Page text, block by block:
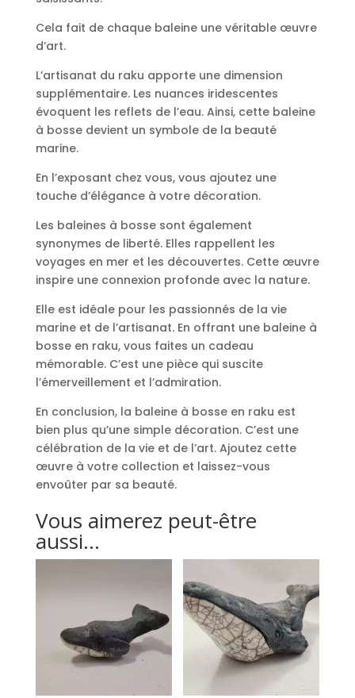
Cela fait de chaque baleine une véritable œuvre
d’art.
L’artisanat du raku apporte une dimension
supplémentaire. Les nuances iridescentes
évoquent les reflets de l’eau. Ainsi, cette baleine
à bosse devient un symbole de la beauté
marine.
En l’exposant chez vous, vous ajoutez une
touche d’élégance à votre décoration.
Les baleines à bosse sont également
synonymes de liberté. Elles rappellent les
voyages en mer et les découvertes. Cette œuvre
inspire une connexion profonde avec la nature.
Elle est idéale pour les passionnés de la vie
marine et de l’artisanat. En offrant une baleine à
bosse en raku, vous faites un cadeau
mémorable. C’est une pièce qui suscite
l’émerveillement et l’admiration.
En conclusion, la baleine à bosse en raku est
bien plus qu’une simple décoration. C’est une
célébration de la vie et de l’art. Ajoutez cette
œuvre à votre collection et laissez-vous
envoûter par sa beauté.
Vous aimerez peut-être
aussi…